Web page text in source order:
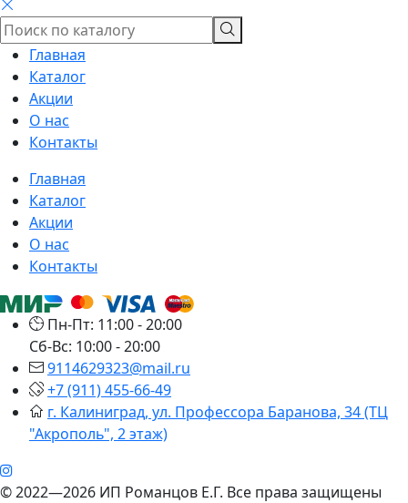
Главная
Каталог
Акции
О нас
Контакты
Главная
Каталог
Акции
О нас
Контакты
Пн-Пт: 11:00 - 20:00
Сб-Вс: 10:00 - 20:00
9114629323@mail.ru
+7 (911) 455-66-49
г. Калиниград, ул. Профессора Баранова, 34 (ТЦ
"Акрополь", 2 этаж)
© 2022—2026 ИП Романцов Е.Г. Все права защищены